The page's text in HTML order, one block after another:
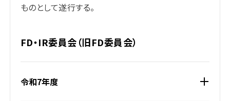
ものとして遂行する。
FD・IR委員会（旧FD委員会）
令和7年度